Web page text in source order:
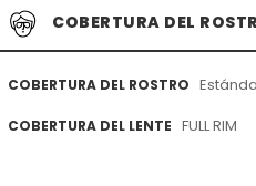
COBERTURA DEL
COBERTURA DEL ROSTRO
COBERTURA DEL LENTE FULL RIM